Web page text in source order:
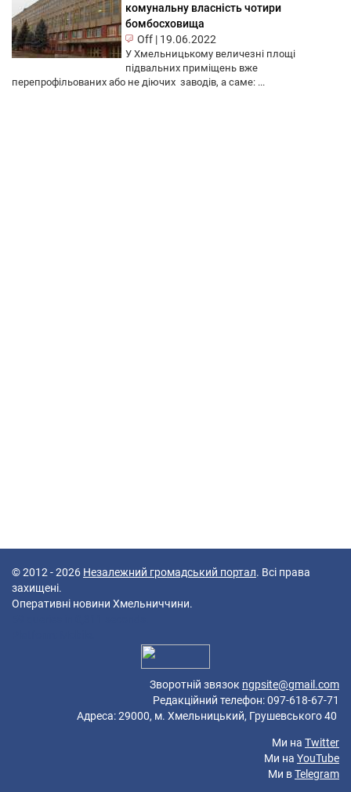
комунальну власність чотири
бомбосховища
Off | 19.06.2022
У Хмельницькому величезні площі
підвальних приміщень вже
перепрофільованих або не діючих заводів, а саме: ...
© 2012 - 2026 Незалежний громадський портал. Всі права
захищені.
Оперативні новини Хмельниччини.
Зворотній звязок ngpsite@gmail.com
Редакційний телефон: 097-618-67-71
Адреса: 29000, м. Хмельницький, Грушевського 40
Ми на Twitter
Ми на YouTube
Ми вTelegram